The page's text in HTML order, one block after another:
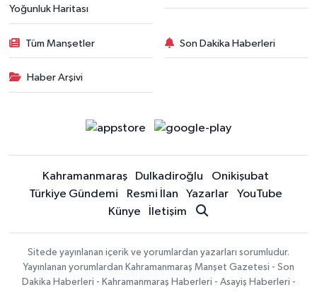
Yoğunluk Haritası
Tüm Manşetler Son Dakika Haberleri
Haber Arşivi
Kahramanmaraş Dulkadiroğlu
Onikişubat
Türkiye Gündemi
Resmi İlan Yazarlar
YouTube
Künye
İletişim
Sitede yayınlanan içerik ve yorumlardan yazarları sorumludur.
Yayınlanan yorumlardan Kahramanmaraş Manşet Gazetesi - Son
Dakika Haberleri - Kahramanmaraş Haberleri - Asayiş Haberleri -